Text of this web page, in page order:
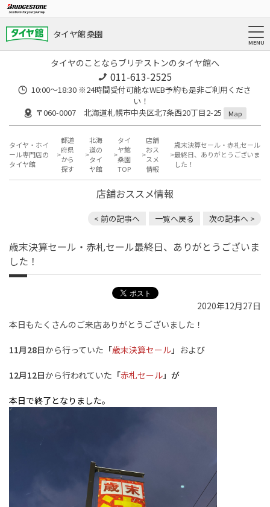
タイヤ館 桑園
タイヤのことならブリヂストンのタイヤ館へ
011-613-2525
10:00～18:30 ※24時間受付可能なWEB予約も是非ご利用くださ
い！
〒060-0007 北海道札幌市中央区北7条西20丁目2-25
Map
タイヤ・ホイ
ール専門店の
タイヤ館
都道
府県
から
探す
北海
道の
タイ
ヤ館
タイ
ヤ館
桑園
TOP
店舗
おス
スメ
情報
歳末決算セール・赤札セール
最終日、ありがとうございま
した！
店舗おススメ情報
< 前の記事へ 一覧へ戻る 次の記事へ >
歳末決算セール・赤札セール最終日、ありがとうございま
した！
2020年12月27日
本日もたくさんのご来店ありがとうございました！
11月28日から行っていた 「歳末決算セール」 および
12月12日から行われていた 「赤札セール」 が
本日で終了となりました。